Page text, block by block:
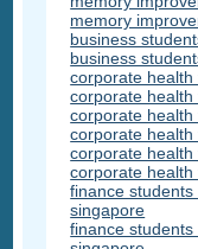
memory
business
business
corporate
corporate
corporate
corporate
corporate
corporate
finance
singapore
finance